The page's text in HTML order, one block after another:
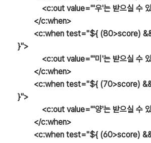
<c:out value="'우'는 받으실 수 있
</c:when>
<c:when test="${ (80>score)
}">
<c:out value="'미'는 받으실 수 있
</c:when>
<c:when test="${ (70>score)
}">
<c:out value="'양'는 받으실 수 있
</c:when>
<c:when test="${ (60>score)